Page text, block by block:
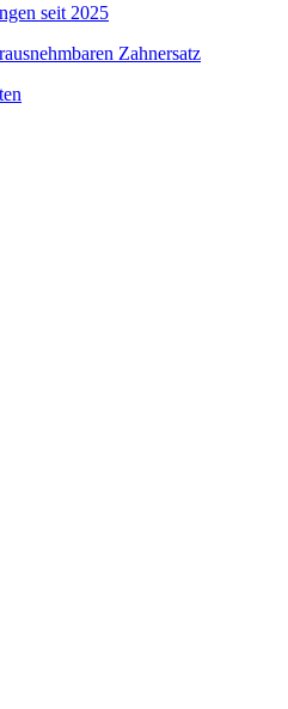
seit 2025
Zahnersatz